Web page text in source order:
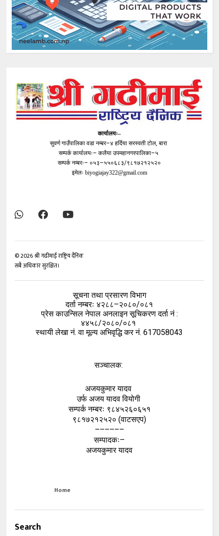
कार्यालयः–
सुवर्ण गाउँपालिका वडा नम्बर–४ हर्दिया सरस्वती टोल, बारा
सम्पर्क कार्यालयः– कलैया उपमहानगरपालिका–५
सम्पर्क नम्बरः– ०५३–५५०६८३/९८१७२१२५२०
इमेलः biyogiajay322@gmail.com
©2026श्री गढीमाई राष्ट्रिय दैनिक
सबै अधिकार सुरक्षित।
सूचना तथा प्रसारण विभाग
दर्ता नम्बरः ४२८८–२०८०/०८१
प्रेस काउन्सिल नेपाल अनलाइन सूचिकरण दर्ता नं :
४४५८/२०८०/०८१
स्थायी लेखा नं. वा मूल्य अभिवृद्धि कर नं. 617058043
सञ्चालक:
अजयकुमार यादव
उर्फ अजय यादव वियोगी
सम्पर्क नम्बरः ९८४५२६०६५१
९८१७२१२५२० (वाटसएप)
––––––
सम्पादकः–
अजयकुमार यादव
Home
Search